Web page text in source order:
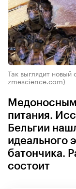
Так выглядит новый
zmescience.com)
Медоносным
питания.
Бельгии
идеального
батончика.
состоит